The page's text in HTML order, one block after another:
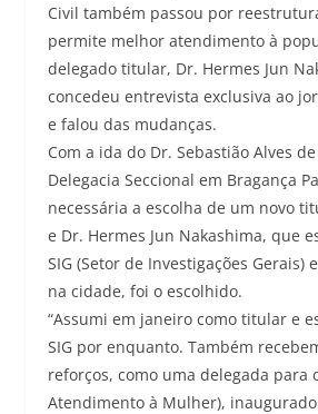
Civil também passou por
permite melhor atendimento à
delegado titular, Dr. Hermes Jun
concedeu entrevista exclusiva ao
e falou das mudanças.
Com a ida do Dr. Sebastião Alves
Delegacia Seccional em Bragança
necessária a escolha de um novo
e Dr. Hermes Jun Nakashima, que
SIG (Setor de Investigações Gerais)
na cidade, foi o escolhido.
“Assumi em janeiro como titular e
SIG por enquanto. Também
reforços, como uma delegada para
Atendimento à Mulher),